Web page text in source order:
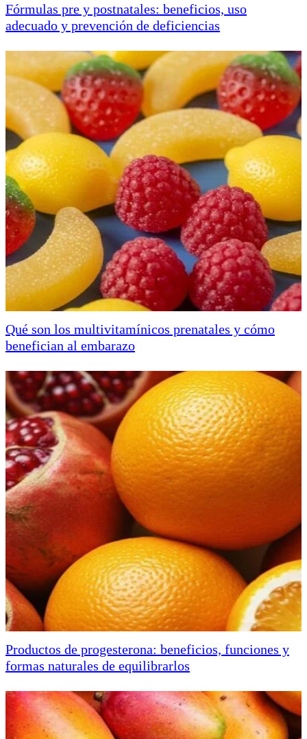
Fórmulas pre y postnatales: beneficios, uso
adecuado y prevención de deficiencias
Qué son los multivitamínicos prenatales y cómo
benefician al embarazo
Productos de progesterona: beneficios, funciones y
formas naturales de equilibrarlos